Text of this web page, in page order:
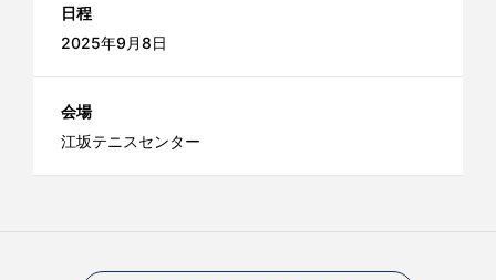
日程
2025年9月8日
会場
江坂テニスセンター